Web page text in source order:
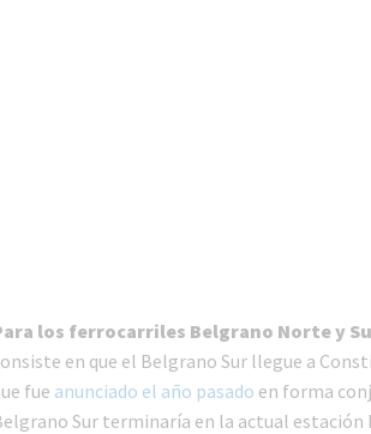
los ferrocarriles Belgrano Norte y
en que el Belgrano Sur llegue a
fue anunciado el año pasado en forma
Sur terminaría en la actual